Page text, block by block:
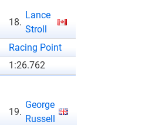
18.
Lance
Stroll
Racing Point
1:26.762
19.
George
Russell